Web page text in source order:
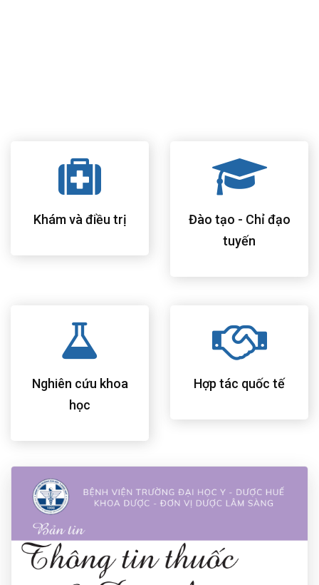
Khám và điều trị
Đào tạo - Chỉ đạo
tuyến
Nghiên cứu khoa
học
Hợp tác quốc tế